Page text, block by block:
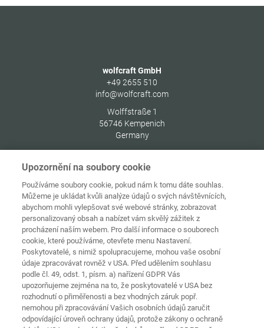
wolfcraft GmbH
+49 2655 510
info@wolfcraft.com
Wolffstraße 1
56746 Kempenich
Germany
Domovská
stránka Kontakt Tiráž
Ochrana
osobních
Pravidla a
podmínky
Zásady
používání
souborů
cookie Přihlásit
Prohlášení o
bezbariérovosti
Nastavení souborů cookies
Upozornění na soubory cookie
Používáme soubory cookie, pokud nám k tomu dáte souhlas.
Můžeme je ukládat kvůli analýze údajů o svých návštěvnících,
abychom mohli vylepšovat své webové stránky, zobrazovat
personalizovaný obsah a nabízet vám skvělý zážitek z
procházení naším webem. Pro další informace o souborech
cookie, které používáme, otevřete menu Nastavení.
Poskytovatelé, s nimiž spolupracujeme, mohou vaše osobní
údaje zpracovávat rovněž v USA. Před udělením souhlasu
podle čl. 49, odst. 1, písm. a) nařízení GDPR Vás
upozorňujeme zejména na to, že poskytovatelé v USA bez
rozhodnutí o přiměřenosti a bez vhodných záruk popř.
nemohou při zpracovávání Vašich osobních údajů zaručit
odpovídající úroveň ochrany údajů, protože zákony o ochraně